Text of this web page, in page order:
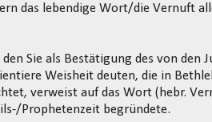
das lebendige Wort/die Vernuft
Sie als Bestätigung des von den
Weisheit deuten, die in
verweist auf das Wort (hebr.
Prophetenzeit begründete.